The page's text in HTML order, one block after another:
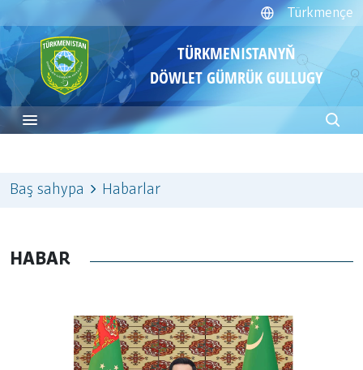
Türkmençe
TÜRKMENISTANYŇ
DÖWLET GÜMRÜK GULLUGY
Baş sahypa Habarlar
HABAR